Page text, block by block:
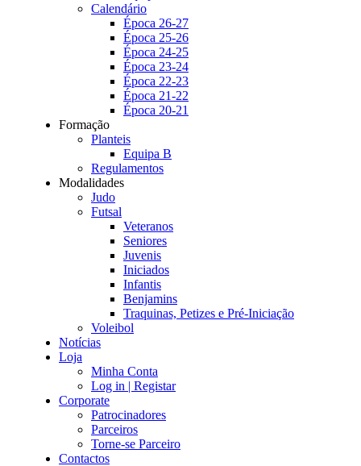
Calendário
Época 26-27
Época 25-26
Época 24-25
Época 23-24
Época 22-23
Época 21-22
Época 20-21
Formação
Planteis
Equipa B
Regulamentos
Modalidades
Judo
Futsal
Veteranos
Seniores
Juvenis
Iniciados
Infantis
Benjamins
Traquinas, Petizes e Pré-Iniciação
Voleibol
Notícias
Loja
Minha Conta
Log in | Registar
Corporate
Patrocinadores
Parceiros
Torne-se Parceiro
Contactos